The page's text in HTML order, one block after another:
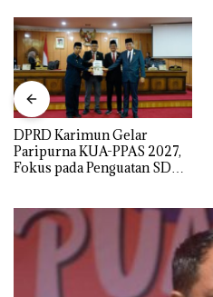
DPRD Karimun Gelar
Paripurna KUA-PPAS 2027,
Fokus pada Penguatan SDM,